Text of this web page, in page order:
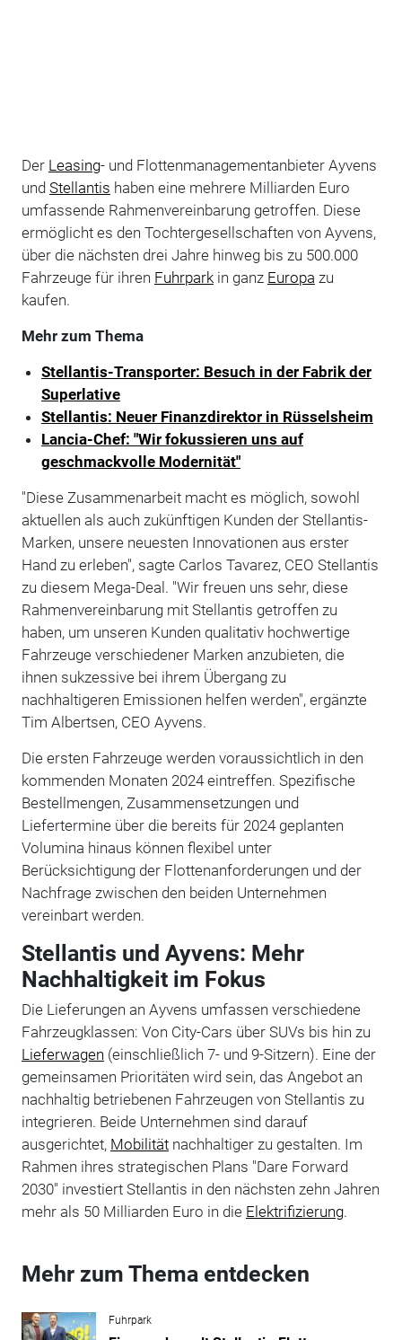
Der Leasing- und Flottenmanagementanbieter Ayvens
und Stellantis haben eine mehrere Milliarden Euro
umfassende Rahmenvereinbarung getroffen. Diese
ermöglicht es den Tochtergesellschaften von Ayvens,
über die nächsten drei Jahre hinweg bis zu 500.000
Fahrzeuge für ihren Fuhrparkin ganz Europa zu
kaufen.
Mehr zum Thema
Stellantis-Transporter: Besuch in der Fabrik der
Superlative
Stellantis: Neuer Finanzdirektor in Rüsselsheim
Lancia-Chef: "Wir fokussieren uns auf
geschmackvolle Modernität"
"Diese Zusammenarbeit macht es möglich, sowohl
aktuellen als auch zukünftigen Kunden der Stellantis-
Marken, unsere neuesten Innovationen aus erster
Hand zu erleben", sagte Carlos Tavarez, CEO Stellantis
zu diesem Mega-Deal. "Wir freuen uns sehr, diese
Rahmenvereinbarung mit Stellantis getroffen zu
haben, um unseren Kunden qualitativ hochwertige
Fahrzeuge verschiedener Marken anzubieten, die
ihnen sukzessive bei ihrem Übergang zu
nachhaltigeren Emissionen helfen werden", ergänzte
Tim Albertsen, CEO Ayvens.
Die ersten Fahrzeuge werden voraussichtlich in den
kommenden Monaten 2024 eintreffen. Spezifische
Bestellmengen, Zusammensetzungen und
Liefertermine über die bereits für 2024 geplanten
Volumina hinaus können flexibel unter
Berücksichtigung der Flottenanforderungen und der
Nachfrage zwischen den beiden Unternehmen
vereinbart werden.
Stellantis und Ayvens: Mehr
Nachhaltigkeit im Fokus
Die Lieferungen an Ayvens umfassen verschiedene
Fahrzeugklassen: Von City-Cars über SUVs bis hin zu
Lieferwagen (einschließlich 7- und 9-Sitzern). Eine der
gemeinsamen Prioritäten wird sein, das Angebot an
nachhaltig betriebenen Fahrzeugen von Stellantis zu
integrieren. Beide Unternehmen sind darauf
ausgerichtet, Mobilitätnachhaltiger zu gestalten. Im
Rahmen ihres strategischen Plans "Dare Forward
2030" investiert Stellantis in den nächsten zehn Jahren
mehr als 50 Milliarden Euro in die Elektrifizierung.
Mehr zum Thema entdecken
Fuhrpark